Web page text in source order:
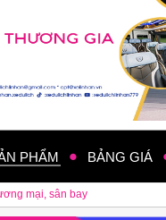
PHẨM BẢNG GIÁ
mại, sân bay